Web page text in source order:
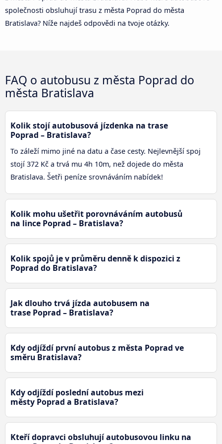
společnosti obsluhují trasu z města Poprad do města
Bratislava? Níže najdeš odpovědi na tvoje otázky.
FAQ o autobusu z města Poprad do
města Bratislava
Kolik stojí autobusová jízdenka na trase
Poprad – Bratislava?
To záleží mimo jiné na datu a čase cesty. Nejlevnější spoj
stojí 372 Kč a trvá mu 4h 10m, než dojede do města
Bratislava. Šetři peníze srovnáváním nabídek!
Kolik mohu ušetřit porovnáváním autobusů
na lince Poprad – Bratislava?
Kolik spojů je v průměru denně k dispozici z
Poprad do Bratislava?
Jak dlouho trvá jízda autobusem na
trase Poprad – Bratislava?
Kdy odjíždí první autobus z města Poprad ve
směru Bratislava?
Kdy odjíždí poslední autobus mezi
městy Poprad a Bratislava?
Kteří dopravci obsluhují autobusovou linku na